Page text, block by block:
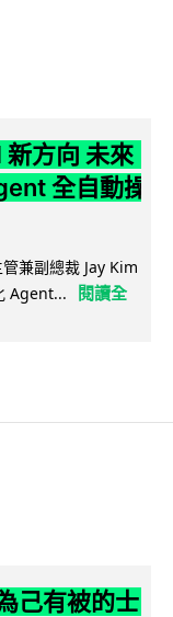
方向 未來
全自動操
兼副總裁 Jay Kim
Agent...
閱讀全
己有被的士